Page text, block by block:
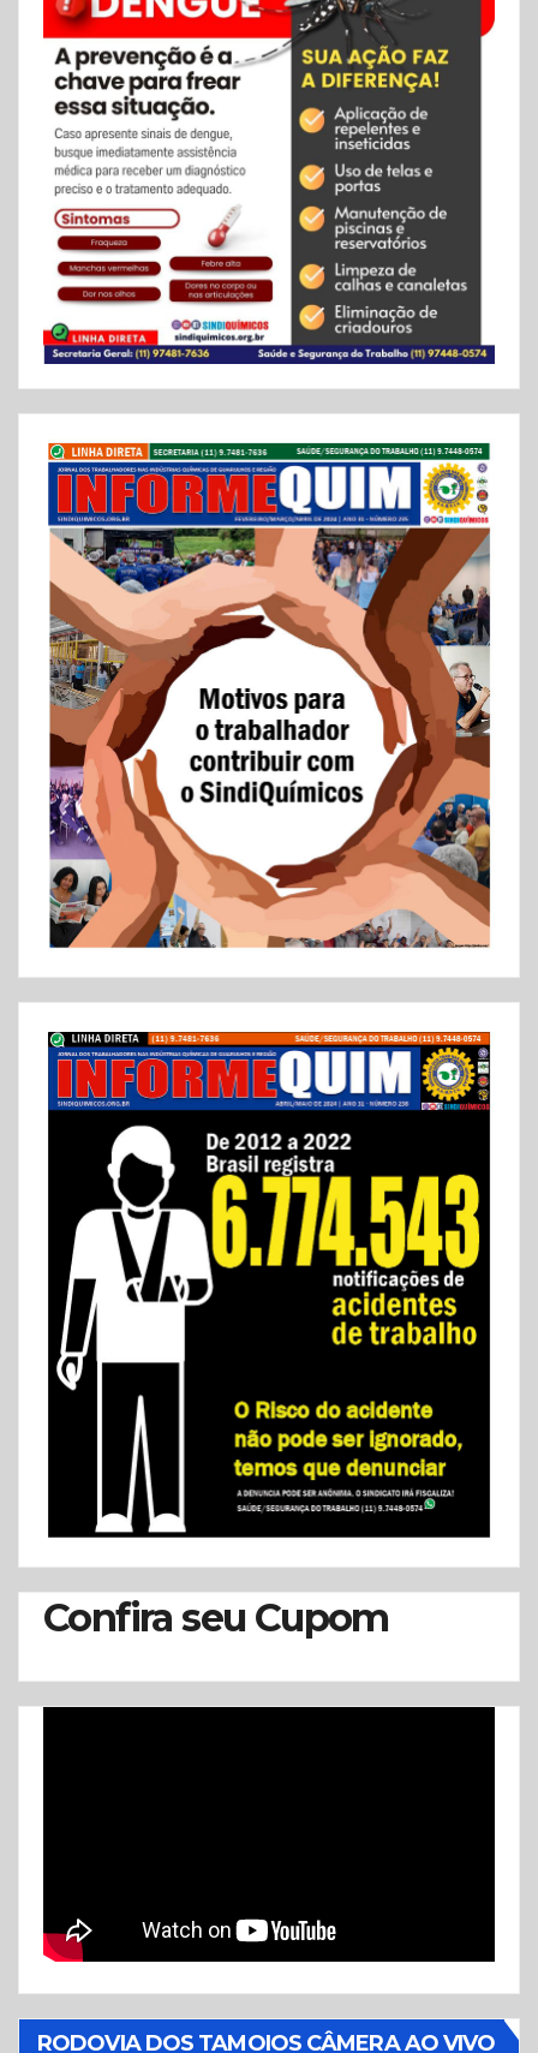
Confira seu Cupom
RODOVIA DOS TAMOIOS CÂMERA AO VIVO